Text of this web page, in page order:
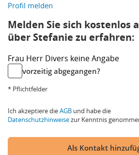
Profil melden
Melden Sie sich kostenlos
über Stefanie zu erfahren:
Frau Herr Divers keine Angabe
vorzeitig abgegangen?
* Pflichtfelder
Ich akzeptiere dieAGB und habe die
Datenschutzhinweisezur Kenntnis
Als Kontakt